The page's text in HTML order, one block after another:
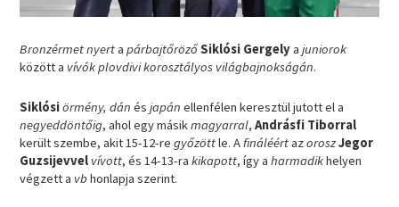
Bronzérmet nyertapárbajtőrözőSiklósi Gergelyajuniorok
között a vívók plovdivi korosztályos világbajnokságán.
Siklósiörmény, dán ésjapán ellenfélen keresztül jutott el a
negyeddöntőig, ahol egy másikmagyarral,Andrásfi Tiborral
került szembe, akit 15-12-regyőzöttle. AfináléértazoroszJegor
Guzsijevvel vívott, és 14-13-rakikapott, így aharmadikhelyen
végzett a vbhonlapja szerint.